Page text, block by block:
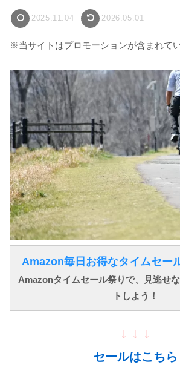
2025.11.04 2026.05.01
※当サイトはプロモーションが含まれて
Amazon毎日お得なタイムセー
Amazonタイムセール祭りで、見逃せ
トしよう！
↓ ↓ ↓
セールはこちら